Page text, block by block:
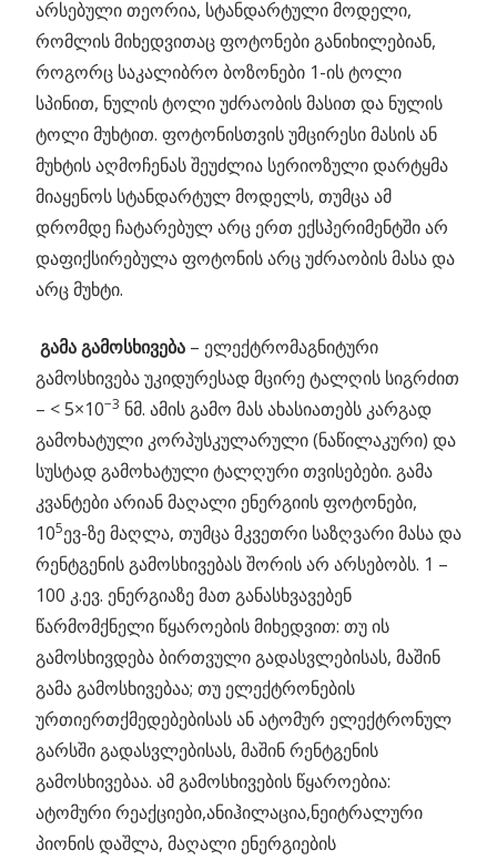
არსებული თეორია, სტანდარტული მოდელი,
რომლის მიხედვითაც ფოტონები განიხილებიან,
როგორც საკალიბრო ბოზონები 1-ის ტოლი
სპინით, ნულის ტოლი უძრაობის მასით და ნულის
ტოლი მუხტით. ფოტონისთვის უმცირესი მასის ან
მუხტის აღმოჩენას შეუძლია სერიოზული დარტყმა
მიაყენოს სტანდარტულ მოდელს, თუმცა ამ
დრომდე ჩატარებულ არც ერთ ექსპერიმენტში არ
დაფიქსირებულა ფოტონის არც უძრაობის მასა და
არც მუხტი.
გამაგამოსხივება – ელექტრომაგნიტური
გამოსხივება უკიდურესად მცირე ტალღის სიგრძით
– < 5×10−3 ნმ. ამის გამო მას ახასიათებს კარგად
გამოხატული კორპუსკულარული (ნაწილაკური) და
სუსტად გამოხატული ტალღური თვისებები. გამა
კვანტები არიან მაღალი ენერგიის ფოტონები,
105ევ-ზე მაღლა, თუმცა მკვეთრი საზღვარი მასა და
რენტგენის გამოსხივებას შორის არ არსებობს. 1 –
100 კ.ევ. ენერგიაზე მათ განასხვავებენ
წარმომქნელი წყაროების მიხედვით: თუ ის
გამოსხივდება ბირთვული გადასვლებისას, მაშინ
გამა გამოსხივებაა; თუ ელექტრონების
ურთიერთქმედებებისას ან ატომურ ელექტრონულ
გარსში გადასვლებისას, მაშინ რენტგენის
გამოსხივებაა. ამ გამოსხივების წყაროებია:
ატომური რეაქციები,ანიჰილაცია,ნეიტრალური
პიონის დაშლა, მაღალი ენერგიების